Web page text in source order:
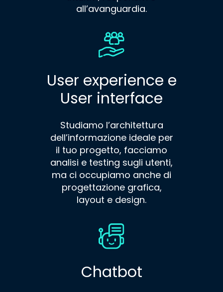
all’avanguardia.
User experience e
User interface
Studiamo l’architettura
dell’informazione ideale per
il tuo progetto, facciamo
analisi e testing sugli utenti,
ma ci occupiamo anche di
progettazione grafica,
layout e design.
Chatbot